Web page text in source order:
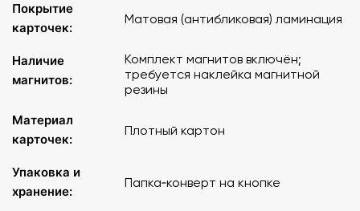
Покрытие
карточек:
Матовая (антибликовая) ламинация
Наличие
магнитов:
Комплект магнитов включён;
требуется наклейка магнитной
резины
Материал
карточек:
Плотный картон
Упаковка и
хранение:
Папка‑конверт на кнопке